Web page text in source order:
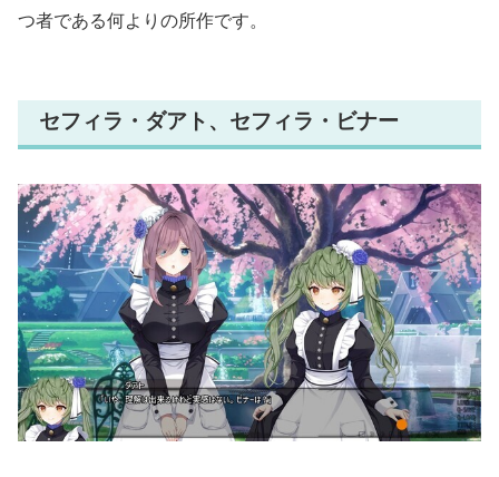
つ者である何よりの所作です。
セフィラ・ダアト、セフィラ・ビナー